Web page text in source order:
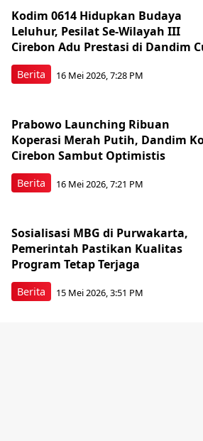
Berita
Kodim 0614 Hidupkan Budaya
Leluhur, Pesilat Se-Wilayah III
Cirebon Adu Prestasi di Dandim
16 Mei 2026, 7:28 PM
Berita
Prabowo Launching Ribuan
Koperasi Merah Putih, Dandim
Cirebon Sambut Optimistis
16 Mei 2026, 7:21 PM
Berita
Sosialisasi MBG di Purwakarta,
Pemerintah Pastikan Kualitas
Program Tetap Terjaga
15 Mei 2026, 3:51 PM